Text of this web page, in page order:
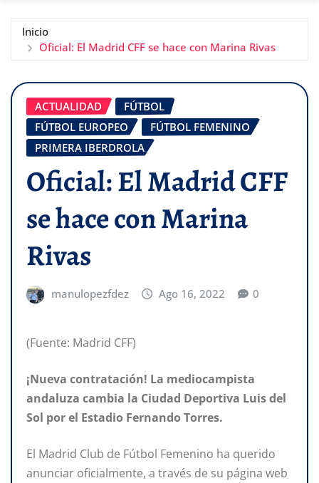
Inicio
Oficial: El Madrid CFF se hace con Marina Rivas
ACTUALIDAD
FÚTBOL
FÚTBOL EUROPEO
FÚTBOL FEMENINO
PRIMERA IBERDROLA
Oficial: El Madrid CFF
se hace con Marina
Rivas
manulopezfdez Ago 16, 2022 0
(Fuente: Madrid CFF)
¡Nueva contratación! La mediocampista
andaluza cambia la Ciudad Deportiva Luis del
Sol por el Estadio Fernando Torres.
El Madrid Club de Fútbol Femenino ha querido
anunciar oficialmente, a través de su página web